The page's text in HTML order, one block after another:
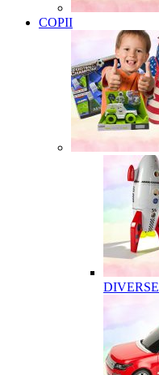
COPII
DIVERSE